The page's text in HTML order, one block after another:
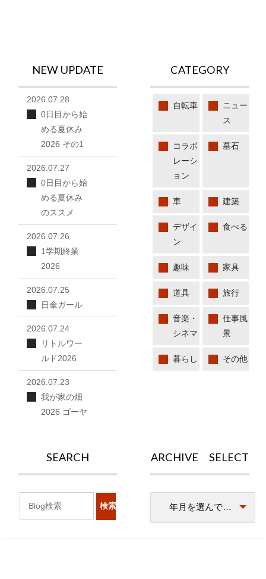
CATEGORY
自転車
ニュー
ス
コラボ
レーシ
ョン
墓石
車 建築
デザイ
ン
食べる
趣味 家具
道具 旅行
音楽・
シネマ
仕事風
景
暮らし その他
NEW UPDATE
2026.07.28
0日目から始
める夏休み
2026 その1
2026.07.27
0日目から始
める夏休み
のススメ
2026.07.26
1学期終業
2026
2026.07.25
日傘ガール
2026.07.24
リトルワー
ルド2026
2026.07.23
我が家の畑
2026 ゴーヤ
ARCHIVE SELECT
SEARCH